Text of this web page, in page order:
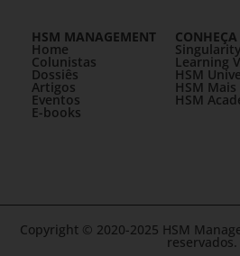
HSM MANAGEMENT
Home
Colunistas
Dossiês
Artigos
Eventos
E-books
Learning
HSM
HSM Mais
HSM
Copyright © 2020-2025 HSM
reservados.